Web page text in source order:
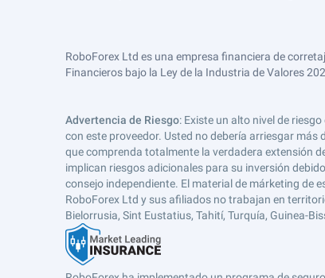
RoboForex Ltd es una empresa financiera de
Financieros bajo la Ley de la Industria de Valores
Advertencia de Riesgo: Existe un alto nivel de
con este proveedor. Usted no debería arriesgar
que comprenda totalmente la verdadera extensión
implican riesgos adicionales para su inversión
consejo independiente. El material de márketing de
RoboForex Ltd y sus afiliados no trabajan en
Bielorrusia, Sint Eustatius, Tahití, Turquía, Guinea-